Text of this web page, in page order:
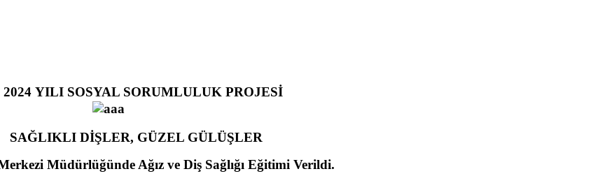
2024 YILI SOSYAL SORUMLULUK PROJESİ
SAĞLIKLI DİŞLER, GÜZEL GÜLÜŞLER
Müdürlüğünde Ağız ve Diş Sağlığı Eğitimi Verildi.